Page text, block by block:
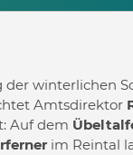
der winterlichen
Amtsdirektor
Auf dem
im Reintal